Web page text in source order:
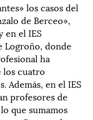
los casos del
de Berceo»,
en el IES
Logroño, donde
ha
los cuatro
Además, en el IES
profesores de
que sumamos